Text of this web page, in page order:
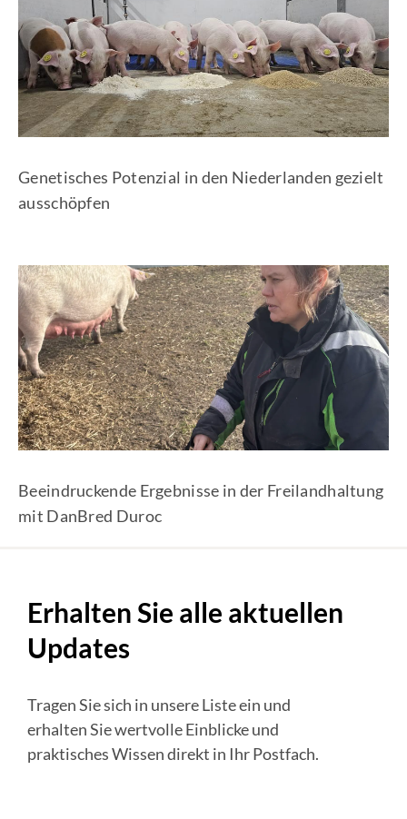
Genetisches Potenzial in den Niederlanden gezielt
ausschöpfen
Beeindruckende Ergebnisse in der Freilandhaltung
mit DanBred Duroc
Erhalten Sie alle aktuellen
Updates
Tragen Sie sich in unsere Liste ein und
erhalten Sie wertvolle Einblicke und
praktisches Wissen direkt in Ihr Postfach.